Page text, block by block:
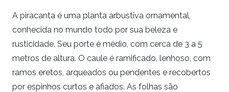
A piracanta é uma planta arbustiva ornamental,
conhecida no mundo todo por sua beleza e
rusticidade. Seu porte é médio, com cerca de 3 a 5
metros de altura. O caule é ramificado, lenhoso, com
ramos eretos, arqueados ou pendentes e recobertos
por espinhos curtos e afiados. As folhas são